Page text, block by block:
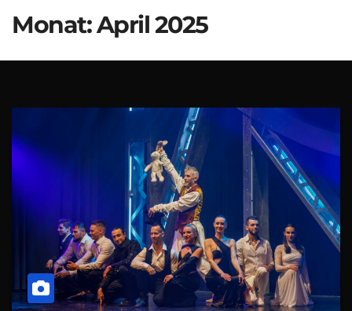
Monat:April 2025